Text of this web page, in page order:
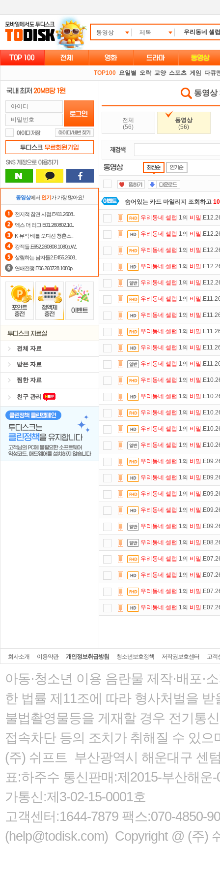
동영상 제목
TOP100 요일별 오락 교양 스포츠 게임 다큐
동영상에서 인기가 가장 많아요!
전지적 참견 시점.E411.2608..
엑스 더 리그.E01.260802.10..
K-뮤직 배틀 오디션 청춘스..
강적들.E652.260808.1080p.W..
살림하는 남자들2.E455.2608..
연애전쟁.E06.260728.1080p...
전체 자료
받은 자료
찜한 자료
친구 관리
동영상
전체
(56)
동영상
(56)
숨어있는 카드 마일리지 조회하고
자녀보호기능으로 가족과 함께 투디
출석체크이벤트! 매일매일 출석체
포인트 할인쿠폰 사용방법 안내
스마트TV로 투디스크영화,드라마,
정액제할인쿠폰 사용방법안내
댓글만 잘써도무료 포인트를 드립
우리동네 셀럽 1의 비밀
우리동네 셀럽 1의 비밀
우리동네 셀럽 1의 비밀
우리동네 셀럽 1의 비밀
우리동네 셀럽 1의 비밀
우리동네 셀럽 1의 비밀
우리동네 셀럽 1의 비밀
우리동네 셀럽 1의 비밀
우리동네 셀럽 1의 비밀
우리동네 셀럽 1의 비밀
우리동네 셀럽 1의 비밀
우리동네 셀럽 1의 비밀
우리동네 셀럽 1의 비밀
우리동네 셀럽 1의 비밀
우리동네 셀럽 1의 비밀
우리동네 셀럽 1의 비밀
우리동네 셀럽 1의 비밀
우리동네 셀럽 1의 비밀
우리동네 셀럽 1의 비밀
우리동네 셀럽 1의 비밀
우리동네 셀럽 1의 비밀
우리동네 셀럽 1의 비밀
우리동네 셀럽 1의 비밀
우리동네 셀럽 1의 비밀
우리동네 셀럽 1의 비밀
회사소개 이용약관 개인정보취급방침 청소년보호정책 저작권보호센터 고객
아동·청소년 이용 음란물 제작·배포·
한 법률 제11조에 따라 형사처벌을 받
불법촬영물등을 게재할 경우 전기통
접속차단 등의 조치가 취해질 수 있으
(주) 쉬프트 부산광역시 해운대구 센
표:하주수 통신판매:제2015-부산해
가통신:제3-02-15-0001호
고객센터:1644-7879 팩스:070-4850-
(help@todisk.com) Copyright @ (주)